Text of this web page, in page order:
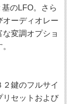
のLFO。さら
オーディオレー
な変調オプショ
鍵のフルサイ
リセットおよび